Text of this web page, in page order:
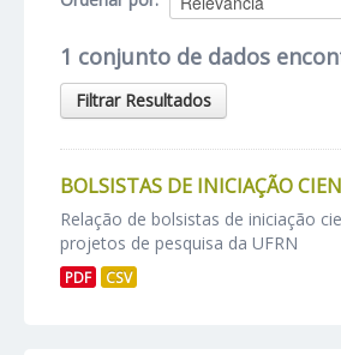
1 conjunto de dados
Filtrar Resultados
BOLSISTAS DE INICIAÇÃO
Relação de bolsistas de iniciação
projetos de pesquisa da UFRN
PDF CSV